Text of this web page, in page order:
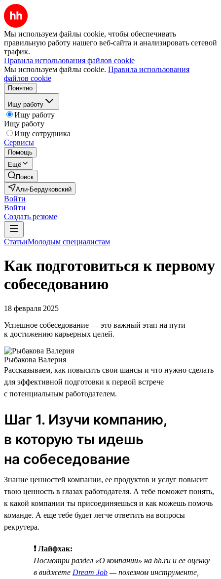
Мы используем файлы cookie, чтобы обеспечивать
правильную работу нашего веб-сайта и анализировать сетевой
трафик.
Правила использования файлов cookie
Мы используем файлы cookie. Правила использования
файлов cookie
Понятно
Ищу работу
Ищу работу
Ищу работу
Ищу сотрудника
Сервисы
Помощь
Ещё
Поиск
Али-Бердуковский
Войти
Войти
Создать резюме
СтатьиМолодым специалистам
Как подготовиться к первому
собеседованию
18 февраля 2025
Успешное собеседование — это важный этап на пути
к достижению карьерных целей.
Рыбакова Валерия
Рассказываем, как повысить свои шансы и что нужно сделать
для эффективной подготовки к первой встрече
с потенциальным работодателем.
Шаг 1. Изучи компанию,
в которую ты идешь
на собеседование
Знание ценностей компании, ее продуктов и услуг повысит
твою ценность в глазах работодателя. А тебе поможет понять,
к какой компании ты присоединяешься и как можешь помочь
команде. А еще тебе будет легче ответить на вопросы
рекрутера.
❗ Лайфхак:
Посмотри раздел «О компании» на hh.ru и ее оценку
в виджете Dream Job — полезном инструменте,